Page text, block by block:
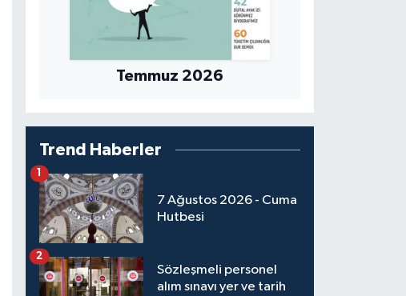
Temmuz 2026
Trend Haberler
7 Ağustos 2026 - Cuma
Hutbesi
Sözleşmeli personel
alım sınavı yer ve tarih
2